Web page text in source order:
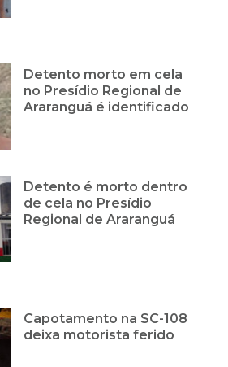
Detento morto em cela
no Presídio Regional de
Araranguá é identificado
Detento é morto dentro
de cela no Presídio
Regional de Araranguá
Capotamento na SC-108
deixa motorista ferido